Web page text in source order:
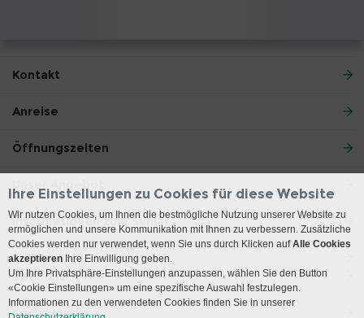
Kontakt
Anreise
Öffnungszeiten
Informationen zum Schlaf
Über uns
Social Media
Ihre Einstellungen zu Cookies für diese Website
Wir nutzen Cookies, um Ihnen die bestmögliche Nutzung unserer Website zu
ermöglichen und unsere Kommunikation mit Ihnen zu verbessern. Zusätzliche
Cookies werden nur verwendet, wenn Sie uns durch Klicken aufAlle Cookies
akzeptieren Ihre Einwilligung geben.
Um Ihre Privatsphäre-Einstellungen anzupassen, wählen Sie den Button
«Cookie Einstellungen» um eine spezifische Auswahl festzulegen.
Informationen zu den verwendeten Cookies finden Sie in unserer